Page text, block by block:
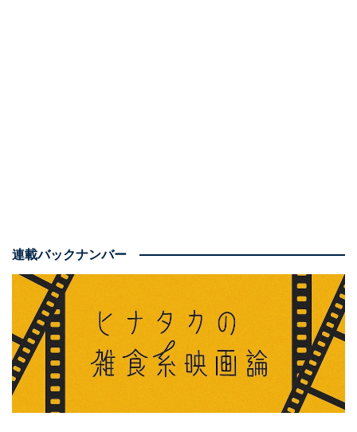
連載バックナンバー